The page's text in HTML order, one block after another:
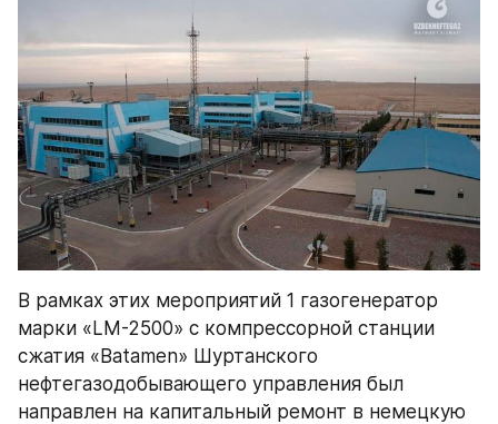
В рамках этих мероприятий 1 газогенератор
марки «LM-2500» с компрессорной станции
сжатия «Batamen» Шуртанского
нефтегазодобывающего управления был
направлен на капитальный ремонт в немецкую